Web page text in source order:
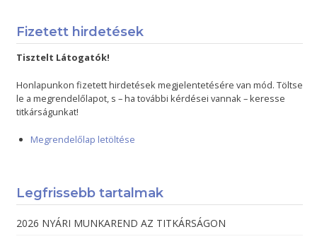
Fizetett hirdetések
Tisztelt Látogatók!
Honlapunkon fizetett hirdetések megjelentetésére van mód. Töltse
le a megrendelőlapot, s – ha további kérdései vannak – keresse
titkárságunkat!
Megrendelőlap letöltése
Legfrissebb tartalmak
2026 NYÁRI MUNKAREND AZ TITKÁRSÁGON